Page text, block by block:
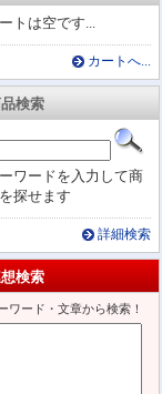
トは空です...
カートへ...
検索
ワードを入力して商
探せます
詳細検索
検索
ワード・文章から検索！